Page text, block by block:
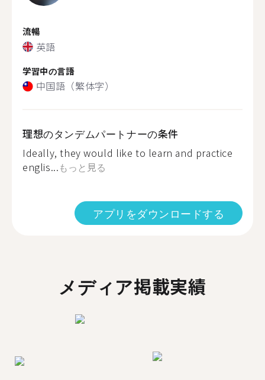
流暢
英語
学習中の言語
中国語（繁体字）
理想のタンデムパートナーの条件
Ideally, they would like to learn and practice
englis...もっと見る
アプリをダウンロードする
メディア掲載実績